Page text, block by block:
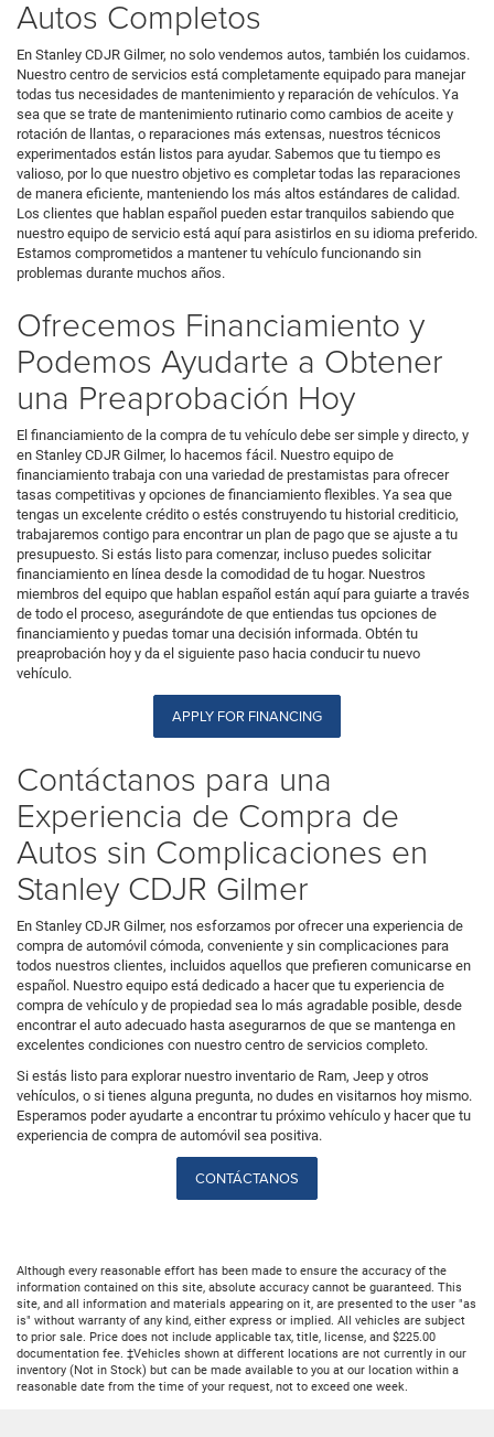
Autos Completos
En Stanley CDJR Gilmer, no solo vendemos autos, también los cuidamos.
Nuestro centro de servicios está completamente equipado para manejar
todas tus necesidades de mantenimiento y reparación de vehículos. Ya
sea que se trate de mantenimiento rutinario como cambios de aceite y
rotación de llantas, o reparaciones más extensas, nuestros técnicos
experimentados están listos para ayudar. Sabemos que tu tiempo es
valioso, por lo que nuestro objetivo es completar todas las reparaciones
de manera eficiente, manteniendo los más altos estándares de calidad.
Los clientes que hablan español pueden estar tranquilos sabiendo que
nuestro equipo de servicio está aquí para asistirlos en su idioma preferido.
Estamos comprometidos a mantener tu vehículo funcionando sin
problemas durante muchos años.
Ofrecemos Financiamiento y
Podemos Ayudarte a Obtener
una Preaprobación Hoy
El financiamiento de la compra de tu vehículo debe ser simple y directo, y
en Stanley CDJR Gilmer, lo hacemos fácil. Nuestro equipo de
financiamiento trabaja con una variedad de prestamistas para ofrecer
tasas competitivas y opciones de financiamiento flexibles. Ya sea que
tengas un excelente crédito o estés construyendo tu historial crediticio,
trabajaremos contigo para encontrar un plan de pago que se ajuste a tu
presupuesto. Si estás listo para comenzar, incluso puedes solicitar
financiamiento en línea desde la comodidad de tu hogar. Nuestros
miembros del equipo que hablan español están aquí para guiarte a través
de todo el proceso, asegurándote de que entiendas tus opciones de
financiamiento y puedas tomar una decisión informada. Obtén tu
preaprobación hoy y da el siguiente paso hacia conducir tu nuevo
vehículo.
APPLY FOR FINANCING
Contáctanos para una
Experiencia de Compra de
Autos sin Complicaciones en
Stanley CDJR Gilmer
En Stanley CDJR Gilmer, nos esforzamos por ofrecer una experiencia de
compra de automóvil cómoda, conveniente y sin complicaciones para
todos nuestros clientes, incluidos aquellos que prefieren comunicarse en
español. Nuestro equipo está dedicado a hacer que tu experiencia de
compra de vehículo y de propiedad sea lo más agradable posible, desde
encontrar el auto adecuado hasta asegurarnos de que se mantenga en
excelentes condiciones con nuestro centro de servicios completo.
Si estás listo para explorar nuestro inventario de Ram, Jeep y otros
vehículos, o si tienes alguna pregunta, no dudes en visitarnos hoy mismo.
Esperamos poder ayudarte a encontrar tu próximo vehículo y hacer que tu
experiencia de compra de automóvil sea positiva.
CONTÁCTANOS
Although every reasonable effort has been made to ensure the accuracy of the
information contained on this site, absolute accuracy cannot be guaranteed. This
site, and all information and materials appearing on it, are presented to the user "as
is" without warranty of any kind, either express or implied. All vehicles are subject
to prior sale. Price does not include applicable tax, title, license, and $225.00
documentation fee. ‡Vehicles shown at different locations are not currently in our
inventory (Not in Stock) but can be made available to you at our location within a
reasonable date from the time of your request, not to exceed one week.